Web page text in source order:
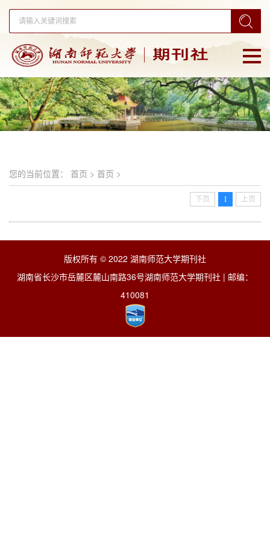
您的当前位置： 首页 > 首页 >
上页
1
下页
版权所有 © 2022 湖南师范大学期刊社
湖南省长沙市岳麓区麓山南路36号湖南师范大学期刊社 | 邮编：
410081